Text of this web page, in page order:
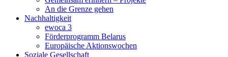
An die Grenze gehen
Nachhaltigkeit
ewoca 3
Förderprogramm Belarus
Europäische Aktionswochen
Soziale Gesellschaft